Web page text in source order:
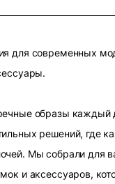
для современных
образы каждый
решений, где
Мы собрали для
и аксессуаров,